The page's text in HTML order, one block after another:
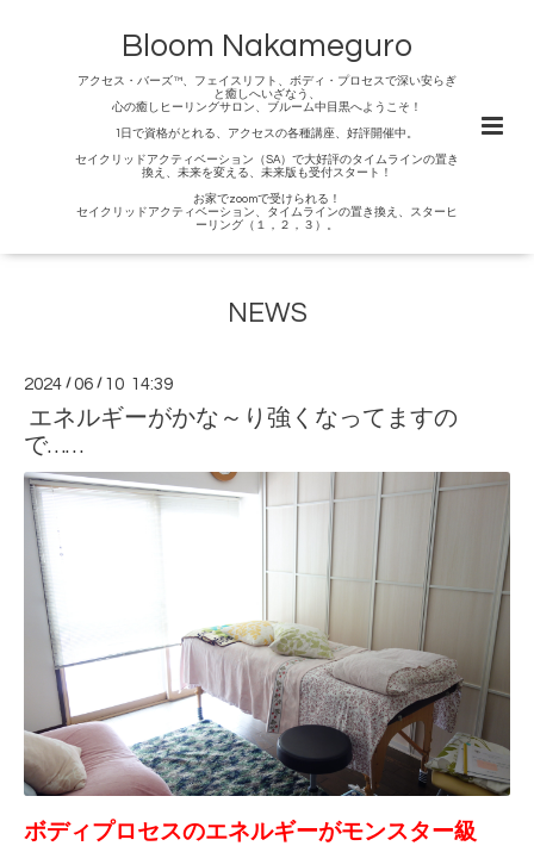
Bloom Nakameguro
アクセス・バーズ™、フェイスリフト、ボディ・プロセスで深い安らぎ
と癒しへいざなう、
心の癒しヒーリングサロン、ブルーム中目黒へようこそ！
1日で資格がとれる、アクセスの各種講座、好評開催中。
セイクリッドアクティベーション（SA）で大好評のタイムラインの置き
換え、未来を変える、未来版も受付スタート！
お家でzoomで受けられる！
セイクリッドアクティベーション、タイムラインの置き換え、スターヒ
ーリング（１，２，３）。
NEWS
2024 /06 / 10 14:39
エネルギーがかな～り強くなってますの
で……
ボディプロセスのエネルギーがモンスター級